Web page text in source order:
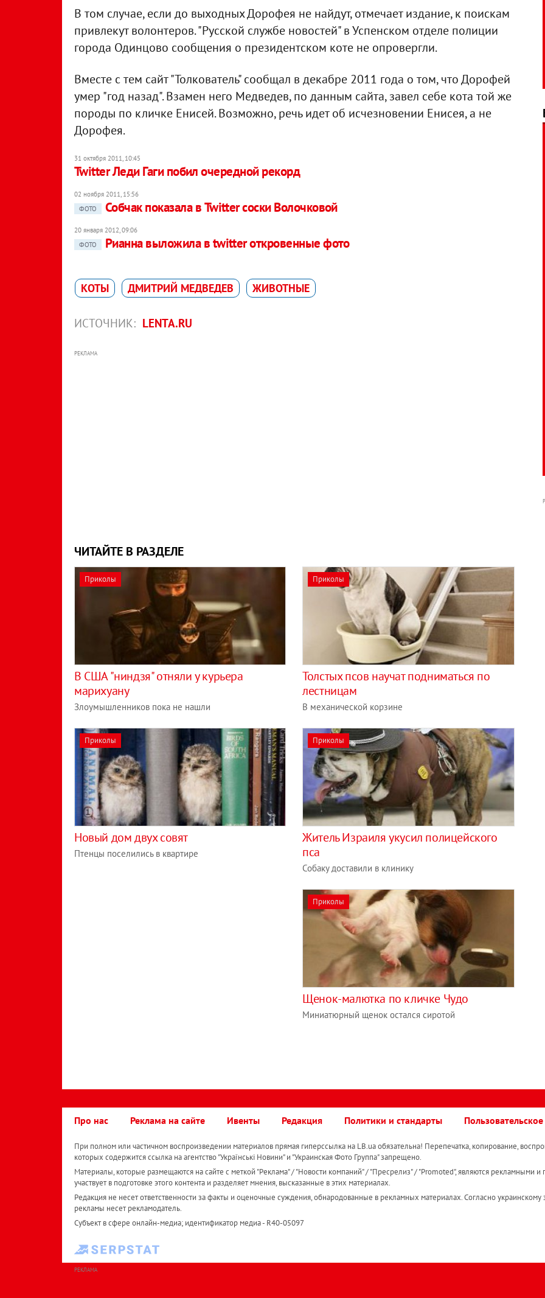
В том случае, если до выходных Дорофея не найдут, отмечает издание, к поискам
привлекут волонтеров. "Русской службе новостей" в Успенском отделе полиции
города Одинцово сообщения о президентском коте не опровергли.
Вместе с тем сайт "Толкователь" сообщал в декабре 2011 года о том, что Дорофей
умер "год назад". Взамен него Медведев, по данным сайта, завел себе кота той же
породы по кличке Енисей. Возможно, речь идет об исчезновении Енисея, а не
Дорофея.
31 октября 2011, 10:45
Twitter Леди Гаги побил очередной рекорд
02 ноября 2011, 15:56
ФОТО
Собчак показала в Twitter соски Волочковой
20 января 2012, 09:06
ФОТО
Рианна выложила в twitter откровенные фото
КОТЫ ДМИТРИЙ МЕДВЕДЕВ ЖИВОТНЫЕ
ИСТОЧНИК: LENTA.RU
РЕКЛАМА
ЧИТАЙТЕ В РАЗДЕЛЕ
Приколы
В США "ниндзя" отняли у курьера
марихуану
Злоумышленников пока не нашли
Приколы
Толстых псов научат подниматься по
лестницам
В механической корзине
Приколы
Новый дом двух совят
Птенцы поселились в квартире
Приколы
Житель Израиля укусил полицейского
пса
Собаку доставили в клинику
Приколы
Щенок-малютка по кличке Чудо
Миниатюрный щенок остался сиротой
Про нас Реклама на сайте Ивенты Редакция Политики и стандарты
При полном или частичном воспроизведении материалов прямая гиперссылка на LB.ua обязательна! Перепечатка, копирование,
которых содержится ссылка на агентство "Українськi Новини" и "Украинская Фото Группа" запрещено.
Материалы, которые размещаются на сайте с меткой "Реклама" / "Новости компаний" / "Пресрелиз" / "Promoted", являются рекламными и
участвует в подготовке этого контента и разделяет мнения, высказанные в этих материалах.
Редакция не несет ответственности за факты и оценочные суждения, обнародованные в рекламных материалах. Согласно украинскому
рекламы несет рекламодатель.
Субъект в сфере онлайн-медиа; идентификатор медиа - R40-05097
РЕКЛАМА